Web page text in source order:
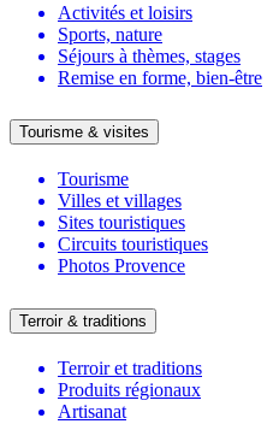
Activités et loisirs
Sports, nature
Séjours à thèmes, stages
Remise en forme, bien-être
Tourisme & visites
Tourisme
Villes et villages
Sites touristiques
Circuits touristiques
Photos Provence
Terroir & traditions
Terroir et traditions
Produits régionaux
Artisanat